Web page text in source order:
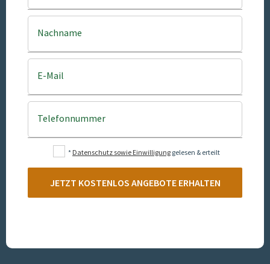
Nachname
E-Mail
Telefonnummer
* Datenschutz sowie Einwilligung gelesen & erteilt
JETZT KOSTENLOS ANGEBOTE ERHALTEN